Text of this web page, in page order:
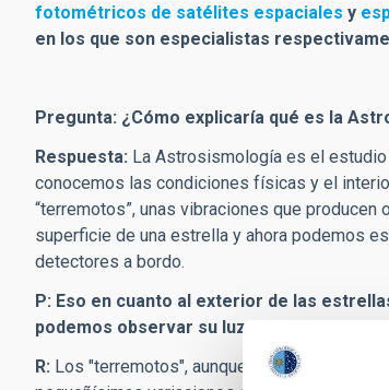
fotométricos de satélites espaciales y
en los que son especialistas
Pregunta: ¿Cómo explicaría qué es la
Respuesta: La Astrosismología es el
conocemos las condiciones físicas y el
“terremotos”, unas vibraciones que
superficie de una estrella y ahora podemos
detectores a bordo.
P: Eso en cuanto al exterior de las
podemos observar su luz, tan lejana y
R: Los "terremotos", aunque ocurren dentro